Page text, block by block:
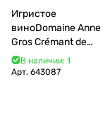
Игристое
виноDomaine Anne
Gros Crémant de
Bourgogne La Fun en
Bulles Chardonnay et
В наличии: 1
Арт. 643087